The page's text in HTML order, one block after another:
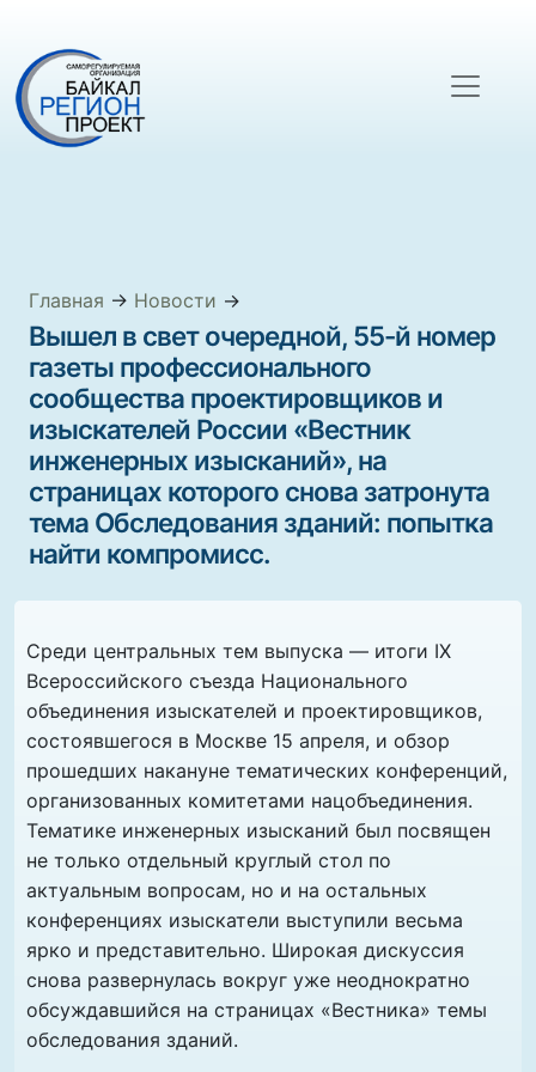
Главная → Новости →
Вышел в свет очередной, 55-й номер
газеты профессионального
сообщества проектировщиков и
изыскателей России «Вестник
инженерных изысканий», на
страницах которого снова затронута
тема Обследования зданий: попытка
найти компромисс.
Среди центральных тем выпуска — итоги IX
Всероссийского съезда Национального
объединения изыскателей и проектировщиков,
состоявшегося в Москве 15 апреля, и обзор
прошедших накануне тематических конференций,
организованных комитетами нацобъединения.
Тематике инженерных изысканий был посвящен
не только отдельный круглый стол по
актуальным вопросам, но и на остальных
конференциях изыскатели выступили весьма
ярко и представительно. Широкая дискуссия
снова развернулась вокруг уже неоднократно
обсуждавшийся на страницах «Вестника» темы
обследования зданий.